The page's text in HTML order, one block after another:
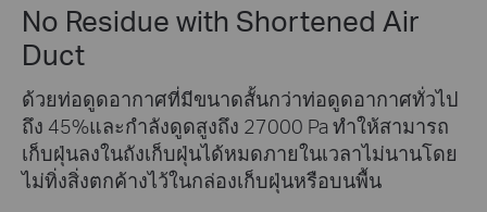
No Residue with Shortened Air
Duct
ด้วยท่อดูดอากาศที่มีขนาดสั้นกว่าท่อดูดอากาศทั่วไป
ถึง 45%และกำลังดูดสูงถึง 27000 Pa ทำให้สามารถ
เก็บฝุ่นลงในถังเก็บฝุ่นได้หมดภายในเวลาไม่นานโดย
ไม่ทิ่งสิ่งตกค้างไว้ในกล่องเก็บฝุ่นหรือบนพื้น